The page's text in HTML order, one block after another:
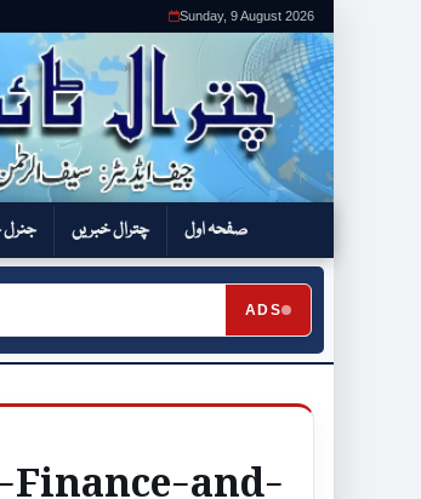
Sunday, 9 August 2026
صفحہ اول چترال خبریں جنرل
ADS
and-